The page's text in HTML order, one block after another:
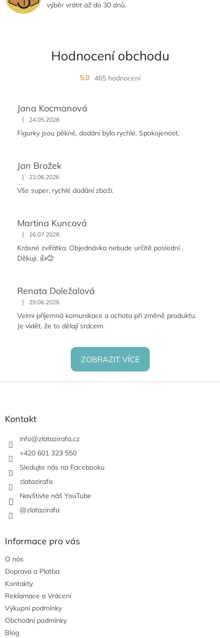
výběr vrátit až do 30 dnů.
Hodnocení obchodu
5,0 465 hodnocení
Jana Kocmanová
| 24.05.2026
Figurky jsou pěkné, dodání bylo rychlé. Spokojenost.
Jan Brožek
| 23.06.2026
Vše super, rychlé dodání zboží.
Martina Kuncová
| 16.07.2026
Krásné zvířátka. Objednávka nebude určitě poslední .
Děkuji. 👍😊
Renata Doležalová
| 29.06.2026
Velmi příjemná komunikace a ochota při změně produktu.
Je vidět, že to dělají srdcem.
ZOBRAZIT VÍCE
Z
Kontakt
info@zlatazirafa.cz
+420 601 323 550
Sledujte nás na Facebooku
zlatazirafa
Navštivte náš YouTube
@zlatazirafa
Informace pro vás
O nás
Doprava a Platba
Kontakty
Reklamace a Vrácení
Výkupní podmínky
Obchodní podmínky
Blog